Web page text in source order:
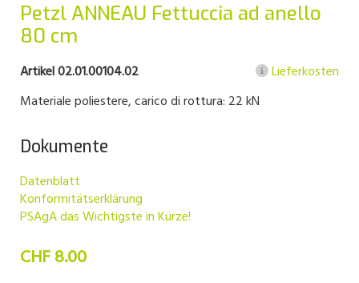
Petzl ANNEAU Fettuccia ad anello
80 cm
Artikel 02.01.00104.02
Lieferkosten
Materiale poliestere, carico di rottura: 22 kN
Dokumente
Datenblatt
Konformitätserklärung
PSAgA das Wichtigste in Kürze!
CHF 8.00